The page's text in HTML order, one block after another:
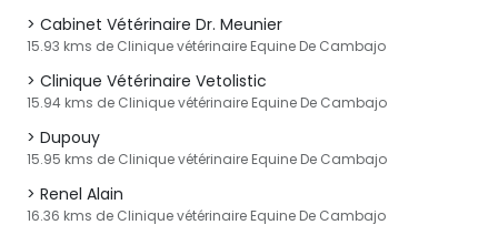
Cabinet Vétérinaire Dr. Meunier
15.93 kms de Clinique vétérinaire Equine De Cambajo
Clinique Vétérinaire Vetolistic
15.94 kms de Clinique vétérinaire Equine De Cambajo
Dupouy
15.95 kms de Clinique vétérinaire Equine De Cambajo
Renel Alain
16.36 kms de Clinique vétérinaire Equine De Cambajo